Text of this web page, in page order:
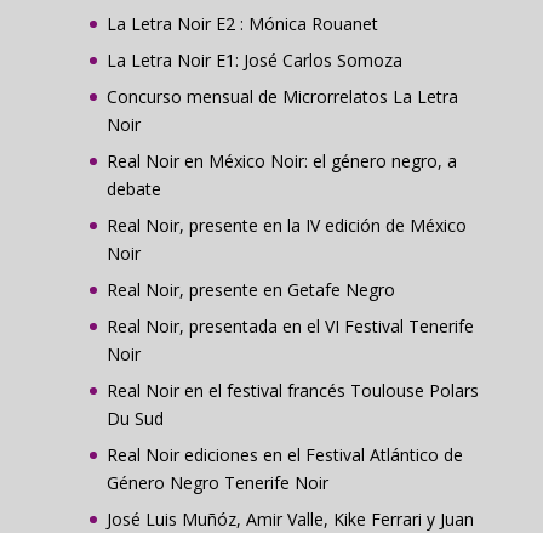
La Letra Noir E2 : Mónica Rouanet
La Letra Noir E1: José Carlos Somoza
Concurso mensual de Microrrelatos La Letra
Noir
Real Noir en México Noir: el género negro, a
debate
Real Noir, presente en la IV edición de México
Noir
Real Noir, presente en Getafe Negro
Real Noir, presentada en el VI Festival Tenerife
Noir
Real Noir en el festival francés Toulouse Polars
Du Sud
Real Noir ediciones en el Festival Atlántico de
Género Negro Tenerife Noir
José Luis Muñóz, Amir Valle, Kike Ferrari y Juan